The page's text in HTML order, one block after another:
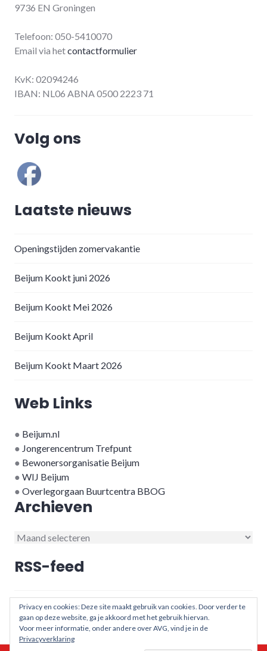
9736 EN Groningen
Telefoon: 050-5410070
Email via hetcontactformulier
KvK: 02094246
IBAN: NL06 ABNA 0500 2223 71
Volg ons
Laatste nieuws
Openingstijden zomervakantie
Beijum Kookt juni 2026
Beijum Kookt Mei 2026
Beijum Kookt April
Beijum Kookt Maart 2026
Web Links
● Beijum.nl
● Jongerencentrum Trefpunt
● Bewonersorganisatie Beijum
● WIJ Beijum
● Overlegorgaan Buurtcentra BBOG
Archieven
Archieven
RSS-feed
RSS - berichten
Privacy en cookies: Deze site maakt gebruik van cookies. Door verder te
gaan op deze website, ga je akkoord met het gebruik hiervan.
Voor meer informatie, onder andere over AVG, vind je in de
Privacyverklaring